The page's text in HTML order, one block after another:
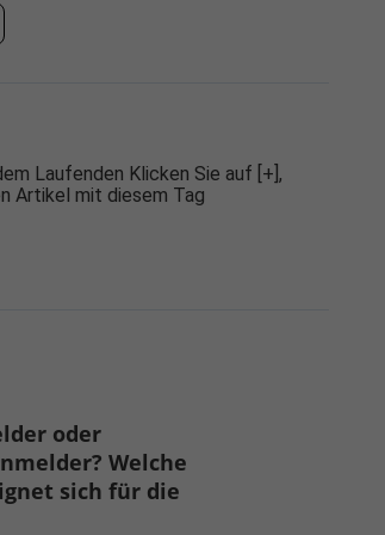
Laufenden Klicken Sie auf [+],
Artikel mit diesem Tag
oder
Welche
sich für die